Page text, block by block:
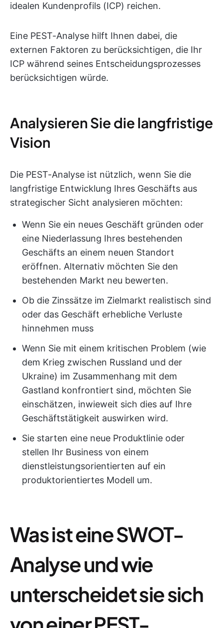
idealen Kundenprofils (ICP) reichen.
Eine PEST-Analyse hilft Ihnen dabei, die
externen Faktoren zu berücksichtigen, die Ihr
ICP während seines Entscheidungsprozesses
berücksichtigen würde.
Analysieren Sie die langfristige
Vision
Die PEST-Analyse ist nützlich, wenn Sie die
langfristige Entwicklung Ihres Geschäfts aus
strategischer Sicht analysieren möchten:
Wenn Sie ein neues Geschäft gründen oder
eine Niederlassung Ihres bestehenden
Geschäfts an einem neuen Standort
eröffnen. Alternativ möchten Sie den
bestehenden Markt neu bewerten.
Ob die Zinssätze im Zielmarkt realistisch sind
oder das Geschäft erhebliche Verluste
hinnehmen muss
Wenn Sie mit einem kritischen Problem (wie
dem Krieg zwischen Russland und der
Ukraine) im Zusammenhang mit dem
Gastland konfrontiert sind, möchten Sie
einschätzen, inwieweit sich dies auf Ihre
Geschäftstätigkeit auswirken wird.
Sie starten eine neue Produktlinie oder
stellen Ihr Business von einem
dienstleistungsorientierten auf ein
produktorientiertes Modell um.
Was ist eine SWOT-
Analyse und wie
unterscheidet sie sich